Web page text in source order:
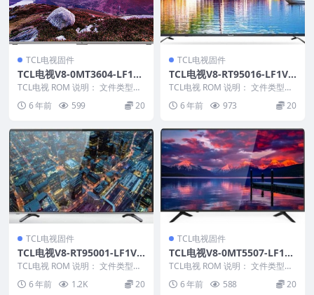
TCL电视固件
TCL电视V8-0MT3604-LF1V0
46版本强刷电视固件包下载
TCL电视 ROM 说明： 文件类型：
———————...
6 年前 599 20
TCL电视固件
TCL电视V8-RT95016-LF1V1
52版本强刷电视固件包下载
TCL电视 ROM 说明： 文件类型：i
mg 适用机芯：RT95 适应机型：L
5... 6 年前 973 20
TCL电视固件
TCL电视V8-RT95001-LF1V0
89版本强刷电视固件包下载
TCL电视 ROM 说明： 文件类型：i
mg 适用机芯：RT95 适用机型：E
5... 6 年前 1.2K 20
TCL电视固件
TCL电视V8-0MT5507-LF1V0
43版本强刷电视固件包下载
TCL电视 ROM 说明： 文件类型：
———————...
6 年前 588 20